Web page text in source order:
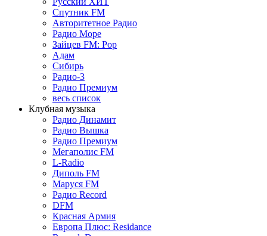
Спутник FM
Авторитетное Радио
Радио Море
Зайцев FM: Pop
Адам
Сибирь
Радио-3
Радио Премиум
весь список
Клубная музыка
Радио Динамит
Радио Вышка
Радио Премиум
Мегаполис FM
L-Radio
Диполь FM
Маруся FM
Радио Record
DFM
Красная Армия
Европа Плюс: Residance